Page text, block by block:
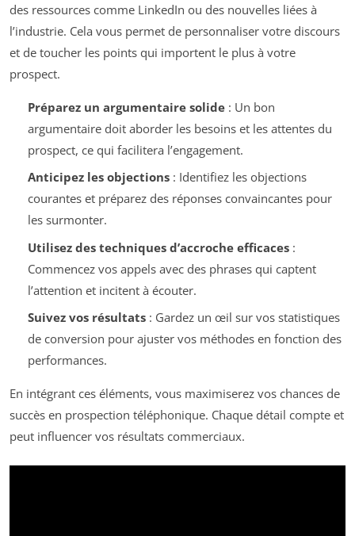
des ressources comme LinkedIn ou des nouvelles liées à
l’industrie. Cela vous permet de personnaliser votre discours
et de toucher les points qui importent le plus à votre
prospect.
Préparez un argumentaire solide: Un bon
argumentaire doit aborder les besoins et les attentes du
prospect, ce qui facilitera l’engagement.
Anticipez les objections: Identifiez les objections
courantes et préparez des réponses convaincantes pour
les surmonter.
Utilisez des techniques d’accroche efficaces:
Commencez vos appels avec des phrases qui captent
l’attention et incitent à écouter.
Suivez vos résultats: Gardez un œil sur vos statistiques
de conversion pour ajuster vos méthodes en fonction des
performances.
En intégrant ces éléments, vous maximiserez vos chances de
succès en prospection téléphonique. Chaque détail compte et
peut influencer vos résultats commerciaux.